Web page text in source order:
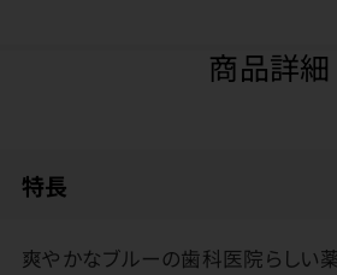
商品詳細
特長
爽やかなブルーの歯科医院らしい薬